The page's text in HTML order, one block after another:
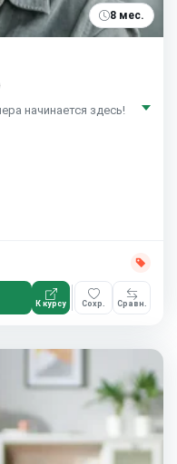
8 мес.
начинается здесь!
К курсу Сохр. Сравн.